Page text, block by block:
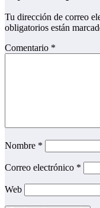
Tu dirección de correo
obligatorios están
Comentario *
Nombre *
Correo electrónico *
Web